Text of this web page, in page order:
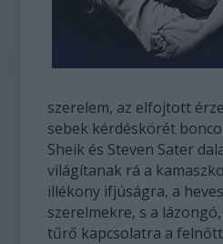
szerelem, az elfojtott
sebek kérdéskörét
Sheik és Steven Sater
világítanak rá a
illékony ifjúságra, a
szerelmekre, s a
tűrő kapcsolatra a